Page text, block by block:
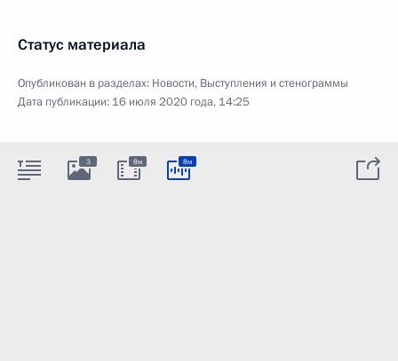
Статус материала
Опубликован в разделах: Новости, Выступления и стенограммы
Дата публикации: 16 июля 2020 года, 14:25
3 8м 8м